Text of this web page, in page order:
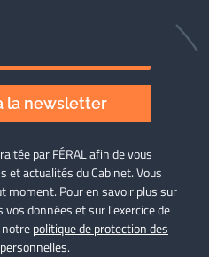
la newsletter
par FÉRAL afin de vous
actualités du Cabinet. Vous
moment. Pour en savoir plus sur
données et sur l’exercice de
politique de protection des
.